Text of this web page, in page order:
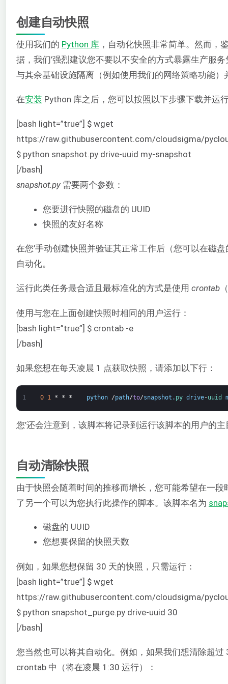
创建自动快照
使用我们的 Python 库 ，自动化快照非常简单。然而，
据，我们’强烈建议您不要以不安全的方式暴露生产服
与其余基础设施隔离（例如使用我们的网络策略功能）
在安装 Python 库之后，您可以按照以下步骤下载并运
[bash light=”true”] $ wget
https://raw.githubusercontent.com/cloudsigma/
$ python snapshot.py drive-uuid my-snapshot
[/bash]
snapshot.py 需要两个参数：
您要进行快照的磁盘的 UUID
快照的友好名称
在您’手动创建快照并验证其正常工作后（您可以在磁
自动化。
运行此类任务最合适且最标准化的方式是使用 crontab
使用与您在上面创建快照时相同的用户运行：
[bash light=”true”] $ crontab -e
[/bash]
如果您想在每天凌晨 1 点获取快照，请添加以下行：
1 0 1 * * * python /path/to/snapshot . py drive-uuid
您’还会注意到，该脚本将记录到运行该脚本的用户的
自动清除快照
由于快照会随着时间的推移而增长，您可能希望在一
了另一个可以为您执行此操作的脚本。该脚本名为
磁盘的 UUID
您想要保留的快照天数
例如，如果您想保留 30 天的快照，只需运行：
[bash light=”true”] $ wget
https://raw.githubusercontent.com/cloudsigma/
$ python snapshot_purge.py drive-uuid 30
[/bash]
您当然也可以将其自动化。例如，如果我们想清除超
crontab 中（将在凌晨 1:30 运行）：